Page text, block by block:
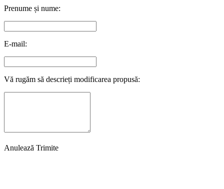
Prenume și nume:
E-mail:
Vă rugăm să descrieți modificarea propusă:
Anulează Trimite